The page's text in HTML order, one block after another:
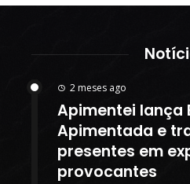
2 meses ago
Apimentei lança
Apimentada e
presentes em
provocantes